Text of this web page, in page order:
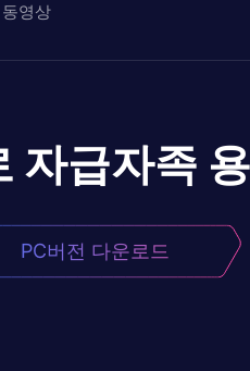
동영상
자급자족
PC버전 다운로드